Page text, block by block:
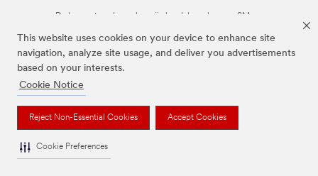
This website uses cookies on your device to enhance site
navigation, analyze site usage, and deliver you advertisements
based on your interests.
Cookie Notice
Reject Non-Essential Cookies Accept Cookies
Cookie Preferences
De bovenstaande merken zijn handelsmerken van 3M.we